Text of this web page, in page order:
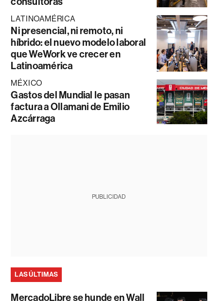
LATINOAMÉRICA
Ni presencial, ni remoto, ni
híbrido: el nuevo modelo laboral
que WeWork ve crecer en
Latinoamérica
MÉXICO
Gastos del Mundial le pasan
factura a Ollamani de Emilio
Azcárraga
PUBLICIDAD
LAS ÚLTIMAS
MercadoLibre se hunde en Wall